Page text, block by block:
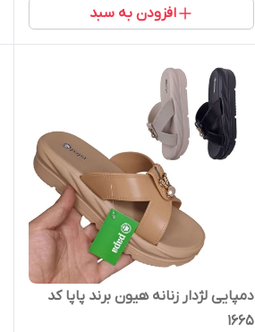
افزودن به سبد
دمپایی لژدار زنانه هیون برند پاپا کد
1665